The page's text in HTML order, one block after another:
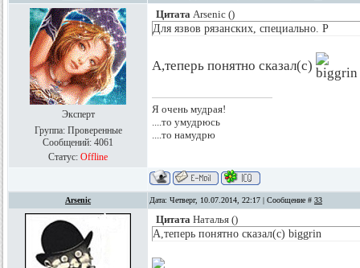
Эксперт
Группа: Проверенные
Сообщений: 4061
Статус: Offline
Цитата Arsenic ()
Для язвов рязанских, специально. Р
А,теперь понятно сказал(с)
Я очень мудрая!
....то умудрюсь
....то намудрю
Arsenic Дата: Четверг, 10.07.2014, 22:17 | Сообщение # 33
Цитата Наталья ()
А,теперь понятно сказал(с) biggrin